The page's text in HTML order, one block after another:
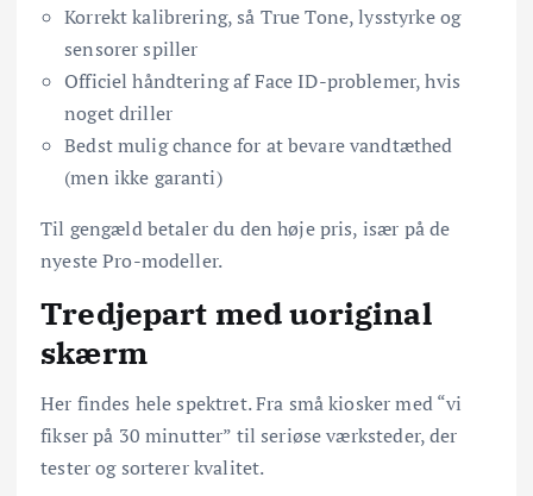
Korrekt kalibrering, så True Tone, lysstyrke og
sensorer spiller
Officiel håndtering af Face ID-problemer, hvis
noget driller
Bedst mulig chance for at bevare vandtæthed
(men ikke garanti)
Til gengæld betaler du den høje pris, især på de
nyeste Pro-modeller.
Tredjepart med uoriginal
skærm
Her findes hele spektret. Fra små kiosker med “vi
fikser på 30 minutter” til seriøse værksteder, der
tester og sorterer kvalitet.